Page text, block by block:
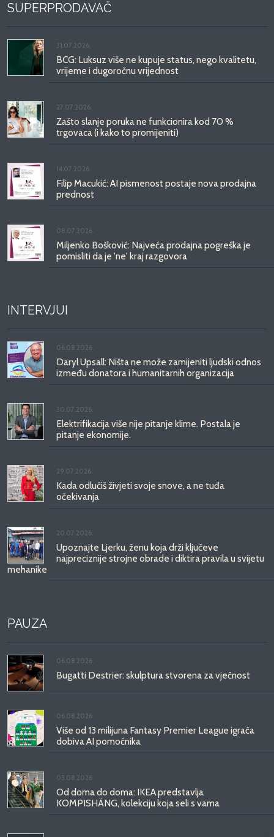
SUPERPRODAVAČ
31.07.2026.
BCG: Luksuz više ne kupuje status, nego kvalitetu,
vrijeme i dugoročnu vrijednost
27.07.2026.
Zašto slanje poruka ne funkcionira kod 70 %
trgovaca (i kako to promijeniti)
14.07.2026.
Filip Macukić: AI pismenost postaje nova prodajna
prednost
08.07.2026.
Miljenko Bošković: Najveća prodajna pogreška je
pomisliti da je 'ne' kraj razgovora
INTERVJUI
06.08.2026.
Daryl Upsall: Ništa ne može zamijeniti ljudski odnos
između donatora i humanitarnih organizacija
30.07.2026.
Elektrifikacija više nije pitanje klime. Postala je
pitanje ekonomije.
29.07.2026.
Kada odlučiš živjeti svoje snove, a ne tuđa
očekivanja
20.07.2026.
Upoznajte Ljerku, ženu koja drži ključeve
najpreciznije strojne obrade i diktira pravila u svijetu
mehanike
PAUZA
06.08.2026.
Bugatti Destrier: skulptura stvorena za vječnost
06.08.2026.
Više od 13 milijuna Fantasy Premier League igrača
dobiva AI pomoćnika
03.08.2026.
Od doma do doma: IKEA predstavlja
KOMPISHÄNG, kolekciju koja seli s vama